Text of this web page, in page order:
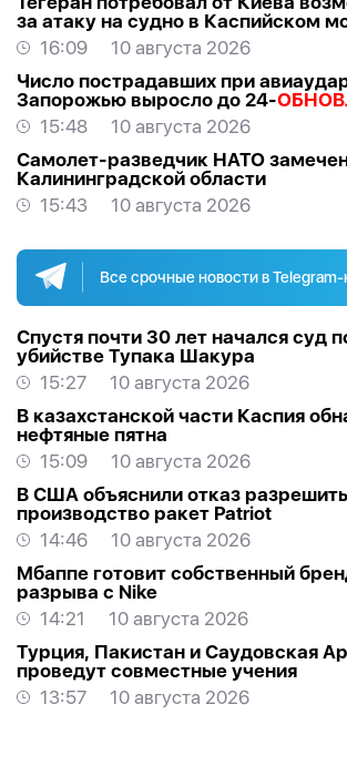
за атаку на судно в Каспийском
16:09
10 августа 2026
Число пострадавших при
Запорожью выросло до 24-
15:48
10 августа 2026
Самолет-разведчик НАТО
Калининградской области
15:43
10 августа 2026
Все срочные новости в
Спустя почти 30 лет начался суд
убийстве Тупака Шакура
15:27
10 августа 2026
В казахстанской части Каспия
нефтяные пятна
15:09
10 августа 2026
В США объяснили отказ
производство ракет Patriot
14:46
10 августа 2026
Мбаппе готовит собственный
разрыва с Nike
14:21
10 августа 2026
Турция, Пакистан и Саудовская
проведут совместные учения
13:57
10 августа 2026